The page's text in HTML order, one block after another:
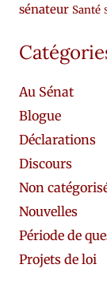
sénateur Santé
Au Sénat
Blogue
Déclarations
Discours
Non
Nouvelles
Période de
Projets de loi